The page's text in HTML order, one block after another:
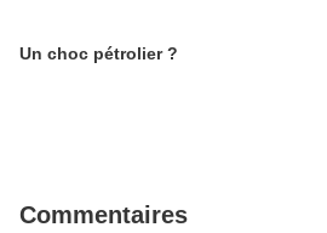
Un choc pétrolier ?
Commentaires